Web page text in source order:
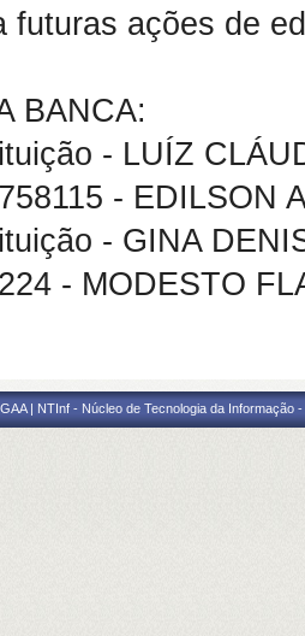
futuras ações de
BANCA:
- LUÍZ
- EDILSON
- GINA
- MODESTO
| NTInf - Núcleo de Tecnologia da